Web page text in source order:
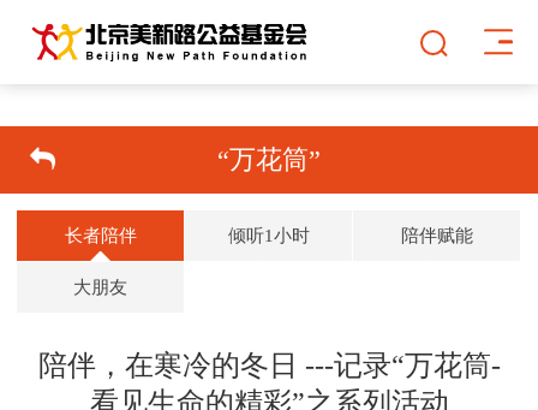
“万花筒”
长者陪伴 倾听1小时 陪伴赋能
大朋友
陪伴，在寒冷的冬日 ---记录“万花筒-
看见生命的精彩”之系列活动